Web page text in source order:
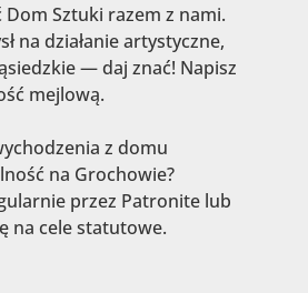
Sztuki razem z nami.
na działanie artystyczne,
— daj znać! Napisz
mejlową.
z domu
na Grochowie?
przez Patronite lub
na cele statutowe.